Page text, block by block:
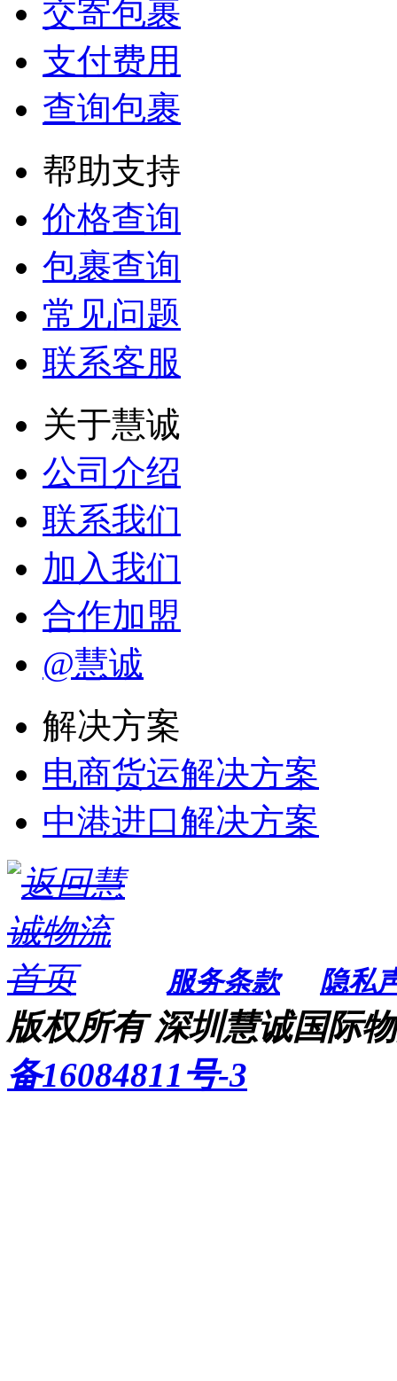
交寄包裹
支付费用
查询包裹
帮助支持
价格查询
包裹查询
常见问题
联系客服
关于慧诚
公司介绍
联系我们
加入我们
合作加盟
@慧诚
解决方案
电商货运解决方案
中港进口解决方案
服务条款 隐私
版权所有 深圳慧诚国际
备16084811号-3